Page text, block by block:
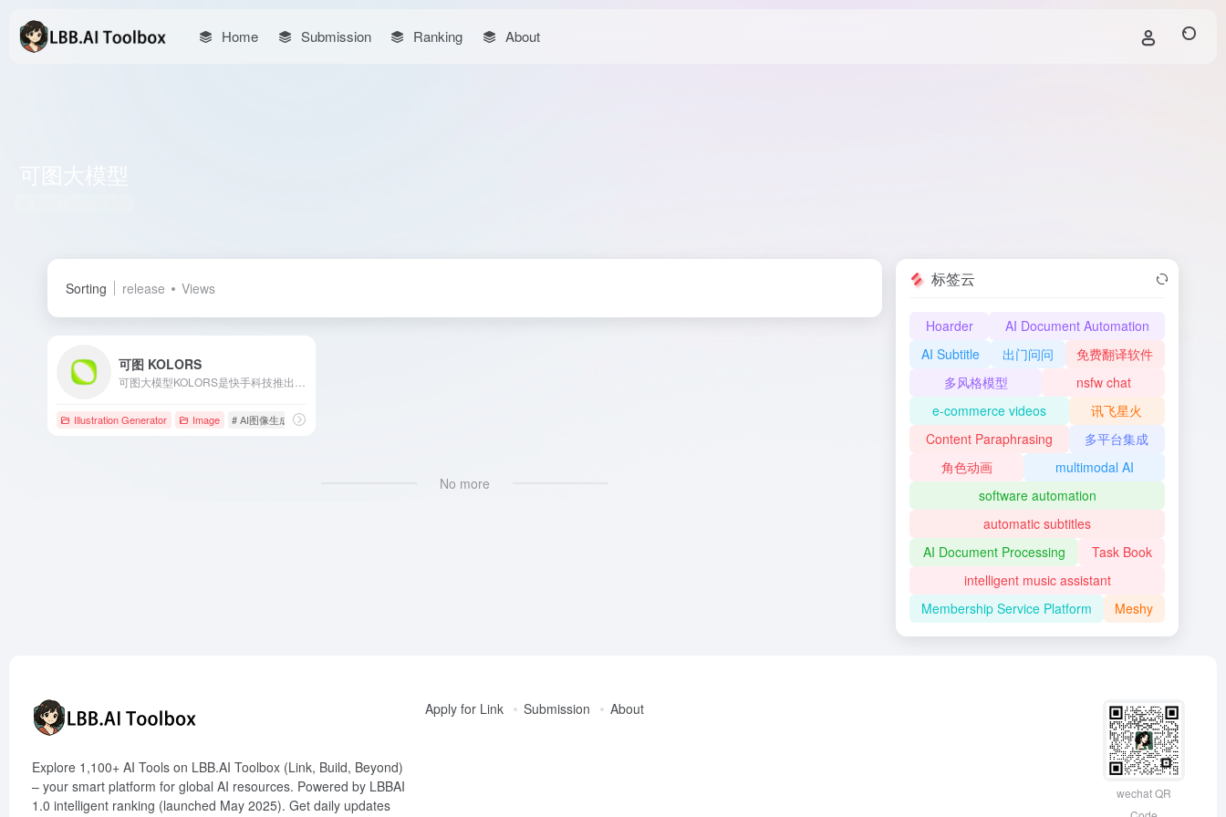
Home Submission Ranking About
Sorting release Views
可图 KOLORS
Illustration Generator Image # AI图像生成 # AI图片插画生成
No more
标签云
Hoarder
AI Document Automation
AI Subtitle
出门问问
免费翻译软件
多风格模型
nsfw chat
e-commerce videos
讯飞星火
Content Paraphrasing
多平台集成
角色动画
multimodal AI
software automation
automatic subtitles
AI Document Processing
Task Book
intelligent music assistant
Membership Service Platform
Meshy
Explore 1,100+ AI Tools on LBB.AI Toolbox (Link, Build, Beyond)
– your smart platform for global AI resources. Powered by LBBAI
1.0 intelligent ranking (launched May 2025). Get daily updates
Apply for Link Submission About
wechat QR